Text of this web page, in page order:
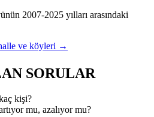
2007-2025 yılları arasındaki
ve köyleri →
SORULAR
kişi?
mu, azalıyor mu?